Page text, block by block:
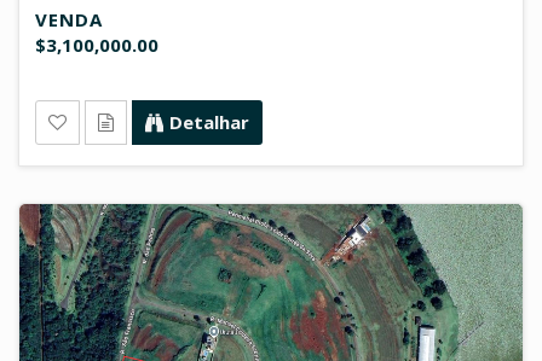
VENDA
$3,100,000.00
Detalhar